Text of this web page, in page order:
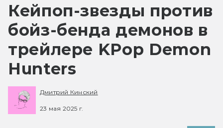
Кейпоп-звезды против
бойз-бенда демонов в
трейлере KPop Demon
Hunters
Дмитрий Кинский
23 мая 2025 г.